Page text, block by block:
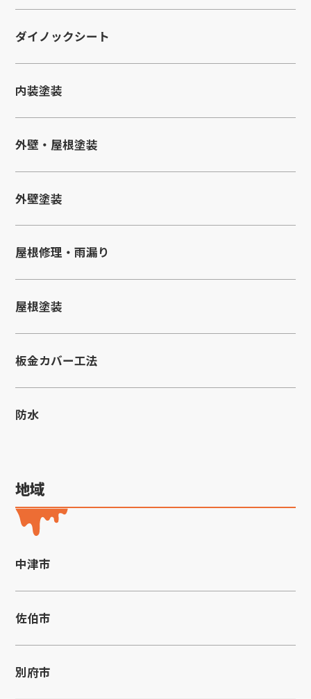
ダイノックシート
内装塗装
外壁・屋根塗装
外壁塗装
屋根修理・雨漏り
屋根塗装
板金カバー工法
防水
地域
中津市
佐伯市
別府市